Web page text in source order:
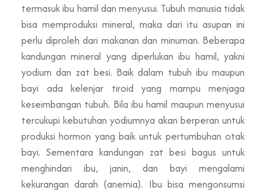
termasuk ibu hamil dan menyusui. Tubuh manusia tidak
bisa memproduksi mineral, maka dari itu asupan ini
perlu diproleh dari makanan dan minuman. Beberapa
kandungan mineral yang diperlukan ibu hamil, yakni
yodium dan zat besi. Baik dalam tubuh ibu maupun
bayi ada kelenjar tiroid yang mampu menjaga
keseimbangan tubuh. Bila ibu hamil maupun menyusui
tercukupi kebutuhan yodiumnya akan berperan untuk
produksi hormon yang baik untuk pertumbuhan otak
bayi. Sementara kandungan zat besi bagus untuk
menghindari ibu, janin, dan bayi mengalami
kekurangan darah (anemia). Ibu bisa mengonsumsi